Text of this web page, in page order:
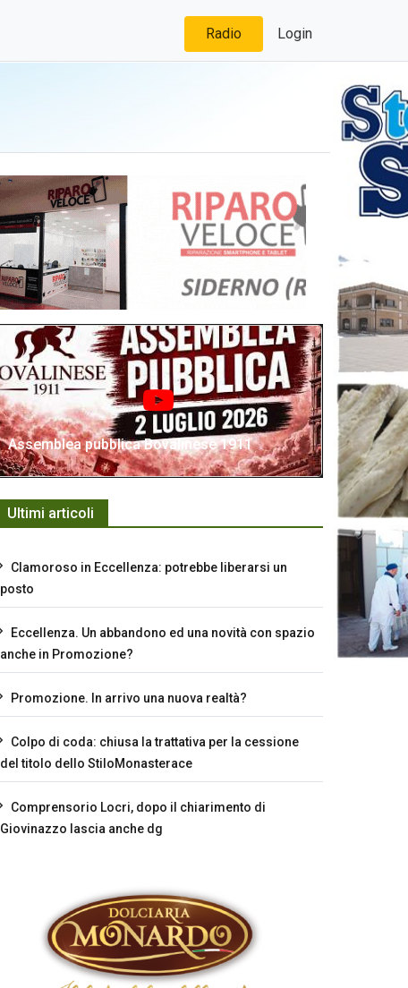
Radio Login
Assemblea pubblica Bovalinese 1911
Ultimi articoli
Clamoroso in Eccellenza: potrebbe liberarsi un
posto
Eccellenza. Un abbandono ed una novità con spazio
anche in Promozione?
Promozione. In arrivo una nuova realtà?
Colpo di coda: chiusa la trattativa per la cessione
del titolo dello StiloMonasterace
Comprensorio Locri, dopo il chiarimento di
Giovinazzo lascia anche dg